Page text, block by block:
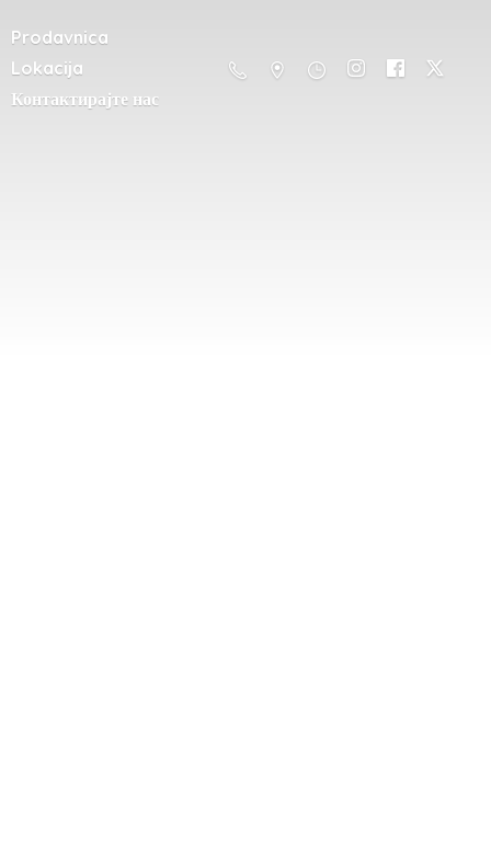
Prodavnica
Lokacija
Контактирајте нас